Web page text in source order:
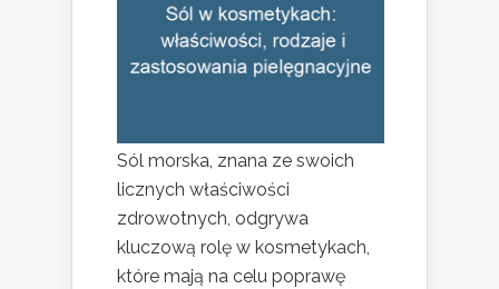
Sól morska, znana ze swoich
licznych właściwości
zdrowotnych, odgrywa
kluczową rolę w kosmetykach,
które mają na celu poprawę